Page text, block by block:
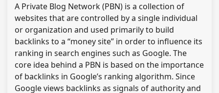
A Private Blog Network (PBN) is a collection of
websites that are controlled by a single individual
or organization and used primarily to build
backlinks to a “money site” in order to influence its
ranking in search engines such as Google. The
core idea behind a PBN is based on the importance
of backlinks in Google’s ranking algorithm. Since
Google views backlinks as signals of authority and